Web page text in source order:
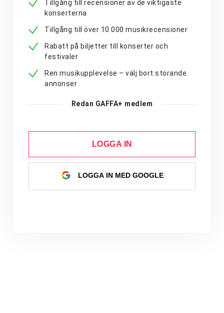
Tillgång till recensioner av de viktigaste
konserterna
Tillgång till över 10 000 musikrecensioner
Rabatt på biljetter till konserter och
festivaler
Ren musikupplevelse – välj bort störande
annonser
Redan GAFFA+ medlem
LOGGA IN
LOGGA IN MED GOOGLE